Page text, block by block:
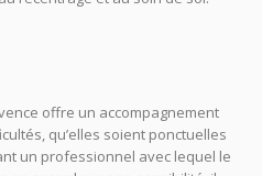
offre un accompagnement
qu’elles soient ponctuelles
un professionnel avec lequel le